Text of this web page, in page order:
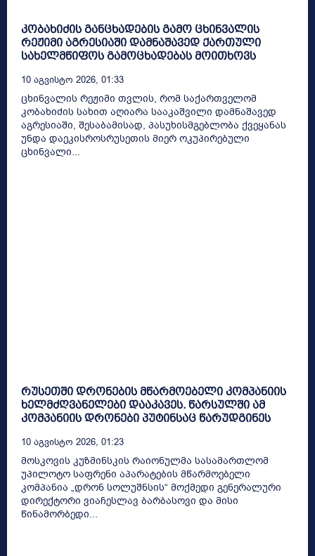
კობახიძის განცხადების გამო ცხინვალის
რეჟიმი აგრესიაში დამნაშავედ ქართული
სახელმწიფოს გამოცხადებას მოითხოვს
10 Აგვისტო 2026, 01:33
ცხინვალის რეჟიმი თვლის, რომ საქართველომ
კობახიძის სახით აღიარა სააკაშვილი დამნაშავედ
აგრესიაში, შესაბამისად, პასუხისმგებლობა ქვეყანას
უნდა დაეკისროსრუსეთის მიერ ოკუპირებული
ცხინვალი...
რუსეთში დრონების მწარმოებელი კომპანიის
ხელმძღვანელები დააკავეს. წარსულში ამ
კომპანიის დრონები პუტინსაც წარუდგინეს
10 Აგვისტო 2026, 01:23
მოსკოვის კუზმინსკის რაიონულმა სასამართლომ
უპილოტო საფრენი აპარატების მწარმოებელი
კომპანია „დრონ სოლუშნსის“ მოქმედი გენერალური
დირექტორი ვიაჩესლავ ბარბასოვი და მისი
წინამორბედი...